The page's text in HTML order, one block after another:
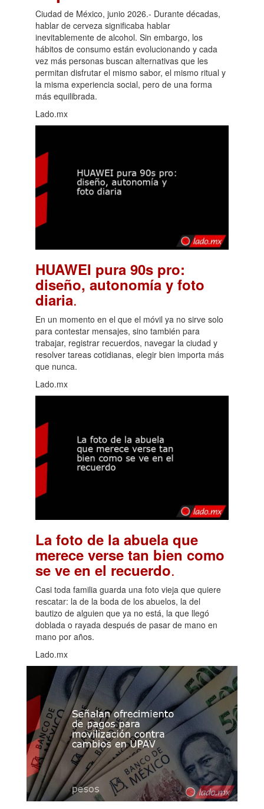
Ciudad de México, junio 2026.- Durante décadas,
hablar de cerveza significaba hablar
inevitablemente de alcohol. Sin embargo, los
hábitos de consumo están evolucionando y cada
vez más personas buscan alternativas que les
permitan disfrutar el mismo sabor, el mismo ritual y
la misma experiencia social, pero de una forma
más equilibrada.
Lado.mx
HUAWEI pura 90s pro:
diseño, autonomía y foto
diaria.
En un momento en el que el móvil ya no sirve solo
para contestar mensajes, sino también para
trabajar, registrar recuerdos, navegar la ciudad y
resolver tareas cotidianas, elegir bien importa más
que nunca.
Lado.mx
La foto de la abuela que
merece verse tan bien como
se ve en el recuerdo.
Casi toda familia guarda una foto vieja que quiere
rescatar: la de la boda de los abuelos, la del
bautizo de alguien que ya no está, la que llegó
doblada o rayada después de pasar de mano en
mano por años.
Lado.mx